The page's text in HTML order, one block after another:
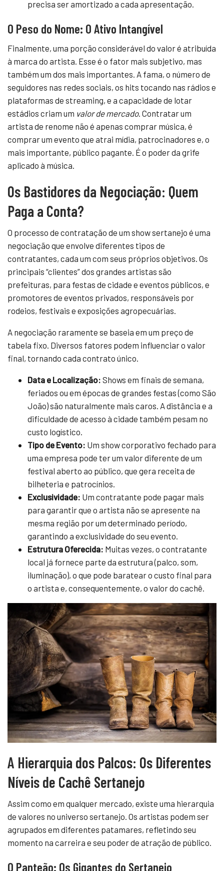
precisa ser amortizado a cada apresentação.
O Peso do Nome: O Ativo Intangível
Finalmente, uma porção considerável do valor é atribuída
à marca do artista. Esse é o fator mais subjetivo, mas
também um dos mais importantes. A fama, o número de
seguidores nas redes sociais, os hits tocando nas rádios e
plataformas de streaming, e a capacidade de lotar
estádios criam um valor de mercado. Contratar um
artista de renome não é apenas comprar música, é
comprar um evento que atrai mídia, patrocinadores e, o
mais importante, público pagante. É o poder da grife
aplicado à música.
Os Bastidores da Negociação: Quem
Paga a Conta?
O processo de contratação de um show sertanejo é uma
negociação que envolve diferentes tipos de
contratantes, cada um com seus próprios objetivos. Os
principais “clientes” dos grandes artistas são
prefeituras, para festas de cidade e eventos públicos, e
promotores de eventos privados, responsáveis por
rodeios, festivais e exposições agropecuárias.
A negociação raramente se baseia em um preço de
tabela fixo. Diversos fatores podem influenciar o valor
final, tornando cada contrato único.
Data e Localização: Shows em finais de semana,
feriados ou em épocas de grandes festas (como São
João) são naturalmente mais caros. A distância e a
dificuldade de acesso à cidade também pesam no
custo logístico.
Tipo de Evento: Um show corporativo fechado para
uma empresa pode ter um valor diferente de um
festival aberto ao público, que gera receita de
bilheteria e patrocínios.
Exclusividade: Um contratante pode pagar mais
para garantir que o artista não se apresente na
mesma região por um determinado período,
garantindo a exclusividade do seu evento.
Estrutura Oferecida: Muitas vezes, o contratante
local já fornece parte da estrutura (palco, som,
iluminação), o que pode baratear o custo final para
o artista e, consequentemente, o valor do cachê.
A Hierarquia dos Palcos: Os Diferentes
Níveis de Cachê Sertanejo
Assim como em qualquer mercado, existe uma hierarquia
de valores no universo sertanejo. Os artistas podem ser
agrupados em diferentes patamares, refletindo seu
momento na carreira e seu poder de atração de público.
O Panteão: Os Gigantes do Sertanejo